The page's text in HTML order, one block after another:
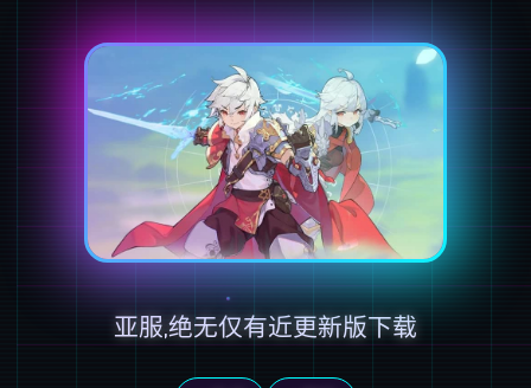
亚服,绝无仅有近更新版下载